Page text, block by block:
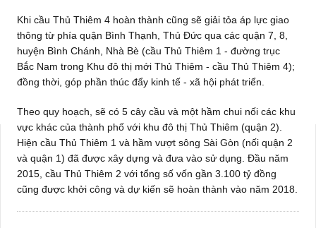
Khi cầu Thủ Thiêm 4 hoàn thành cũng sẽ giải tỏa áp lực giao
thông từ phía quận Bình Thạnh, Thủ Đức qua các quận 7, 8,
huyện Bình Chánh, Nhà Bè (cầu Thủ Thiêm 1 - đường trục
Bắc Nam trong Khu đô thị mới Thủ Thiêm - cầu Thủ Thiêm 4);
đồng thời, góp phần thúc đẩy kinh tế - xã hội phát triển.
Theo quy hoạch, sẽ có 5 cây cầu và một hầm chui nối các khu
vực khác của thành phố với khu đô thị Thủ Thiêm (quận 2).
Hiện cầu Thủ Thiêm 1 và hầm vượt sông Sài Gòn (nối quận 2
và quận 1) đã được xây dựng và đưa vào sử dụng. Đầu năm
2015, cầu Thủ Thiêm 2 với tổng số vốn gần 3.100 tỷ đồng
cũng được khởi công và dự kiến sẽ hoàn thành vào năm 2018.